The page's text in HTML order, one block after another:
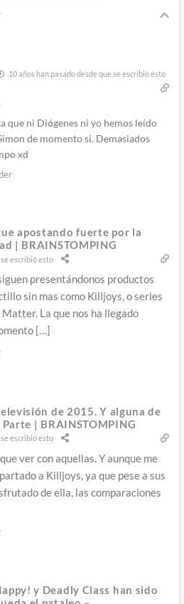
10 años han pasado desde que se escribió esto
que ni Diógenes ni yo hemos leído
de momento si. Demasiados
xd
apostando fuerte por la
| BRAINSTOMPING
escribió esto
presentándonos productos
sin mas como Killjoys, o series
La que nos ha llegado
[…]
de 2015. Y alguna de
| BRAINSTOMPING
escribió esto
ver con aquellas. Y aunque me
a Killjoys, ya que pese a sus
de ella, las comparaciones
y Deadly Class han sido